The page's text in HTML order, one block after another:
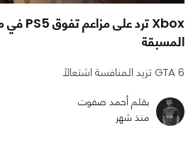
المسبقة
GTA 6 تزيد المنافسة اشتعالًا
بقلم أحمد صفوت
منذ شهر